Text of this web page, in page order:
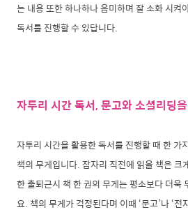
는 내용 또한 하나하나 음미하며 잘 소화 시켜
독서를 진행할 수 있답니다.
자투리 시간 독서, 문고와 소셜리딩
자투리 시간을 활용한 독서를 진행할 때 한 가
책의 무게입니다. 잠자리 직전에 읽을 책은 크
한 출퇴근시 책 한 권의 무게는 평소보다 더욱
요. 책의 무게가 걱정된다며 이때 ‘문고’나 ‘